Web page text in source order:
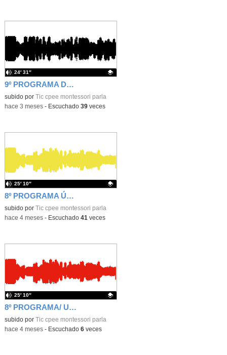
9º PROGRAMA DE PUENTE A PUENTE Y... 9x04
Contenido educativo.
subido por Tic cpee montessori parla
24′ 31″
-hace 3 meses- Escuchado 39veces
8º PROGRAMA ÚLTIMO EMPUJÓN/ 8X04
Contenido educativo.
subido por Tic cpee montessori parla
25′ 10″
-hace 4 meses- Escuchado 41veces
8º PROGRAMA/ UN ÚLTIMO EMPUJÓN/ 8x04
Contenido educativo.
subido por Tic cpee montessori parla
25′ 10″
-hace 4 meses- Escuchado 6veces